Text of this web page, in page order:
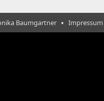
Baumgartner ▪ Impressum